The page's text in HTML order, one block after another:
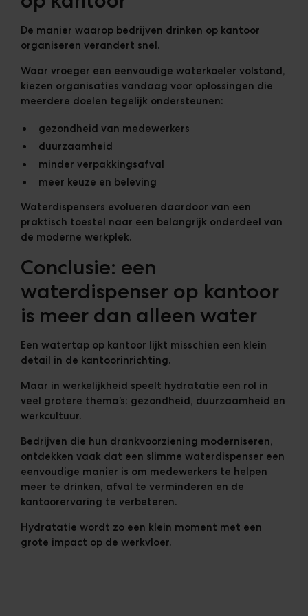
De manier waarop bedrijven drinken op kantoor
organiseren verandert snel.
Waar vroeger een eenvoudige waterkoeler volstond,
kiezen organisaties vandaag voor oplossingen die
meerdere doelen tegelijk ondersteunen:
gezondheid van medewerkers
duurzaamheid
minder verpakkingsafval
meer keuze en beleving
Waterdispensers evolueren daardoor van een
praktisch toestel naar een belangrijk onderdeel van
de moderne werkplek.
Conclusie: een
waterdispenser op kantoor
is meer dan alleen water
Een watertap op kantoor lijkt misschien een klein
detail in de kantoorinrichting.
Maar in werkelijkheid speelt hydratatie een rol in
veel grotere thema’s: gezondheid, duurzaamheid en
werkcultuur.
Bedrijven die hun drankvoorziening moderniseren,
ontdekken vaak dat een slimme waterdispenser een
eenvoudige manier is om medewerkers te helpen
meer te drinken, afval te verminderen en de
kantoorervaring te verbeteren.
Hydratatie wordt zo een klein moment met een
grote impact op de werkvloer.